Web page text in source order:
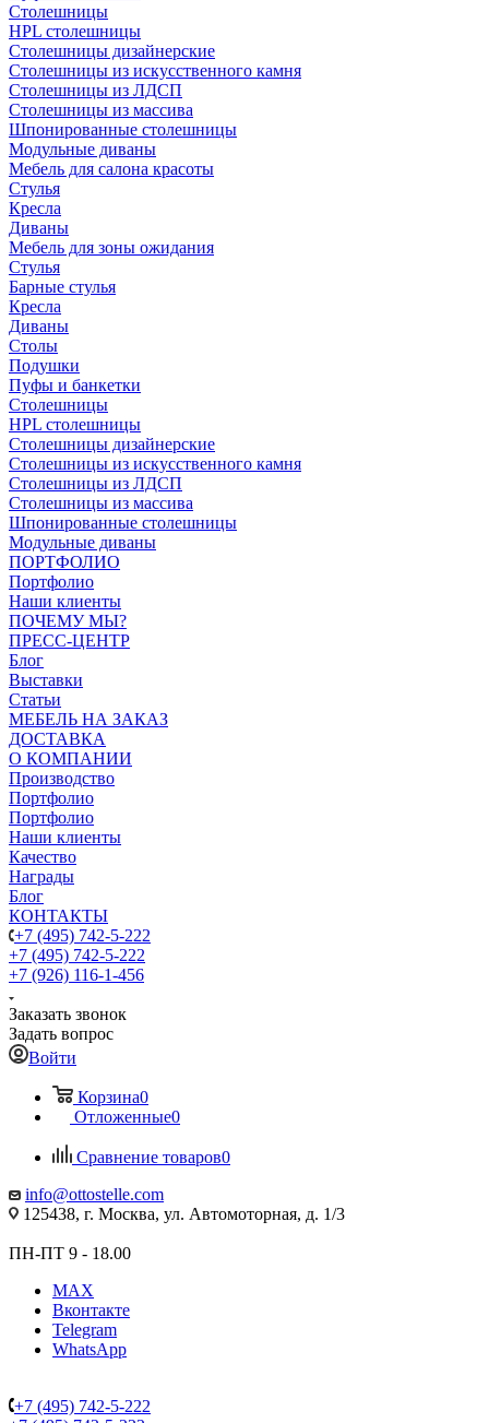
Столешницы
HPL столешницы
Столешницы дизайнерские
Столешницы из искусственного камня
Столешницы из ЛДСП
Столешницы из массива
Шпонированные столешницы
Модульные диваны
Мебель для салона красоты
Стулья
Кресла
Диваны
Мебель для зоны ожидания
Стулья
Барные стулья
Кресла
Диваны
Столы
Подушки
Пуфы и банкетки
Столешницы
HPL столешницы
Столешницы дизайнерские
Столешницы из искусственного камня
Столешницы из ЛДСП
Столешницы из массива
Шпонированные столешницы
Модульные диваны
ПОРТФОЛИО
Портфолио
Наши клиенты
ПОЧЕМУ МЫ?
ПРЕСС-ЦЕНТР
Блог
Выставки
Статьи
МЕБЕЛЬ НА ЗАКАЗ
ДОСТАВКА
О КОМПАНИИ
Производство
Портфолио
Портфолио
Наши клиенты
Качество
Награды
Блог
КОНТАКТЫ
+7 (495) 742-5-222
+7 (495) 742-5-222
+7 (926) 116-1-456
Заказать звонок
Задать вопрос
Войти
Корзина0
Отложенные0
Сравнение товаров0
info@ottostelle.com
125438, г. Москва, ул. Автомоторная, д. 1/3
ПН-ПТ 9 - 18.00
MAX
Вконтакте
Telegram
WhatsApp
+7 (495) 742-5-222